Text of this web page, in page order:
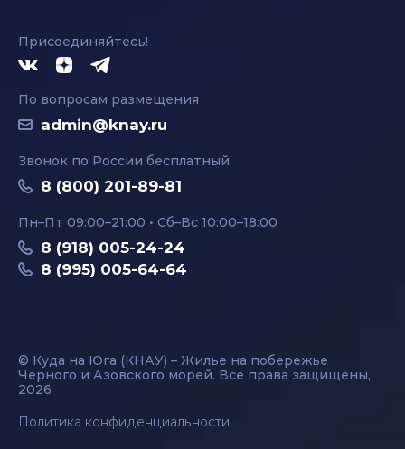
Присоединяйтесь!
По вопросам размещения
admin@knay.ru
Звонок по России бесплатный
8 (800) 201-89-81
Пн–Пт 09:00–21:00 • Сб–Вс 10:00–18:00
8 (918) 005-24-24
8 (995) 005-64-64
© Куда на Юга (КНАУ) – Жилье на побережье
Черного и Азовского морей. Все права защищены,
2026
Политика конфиденциальности